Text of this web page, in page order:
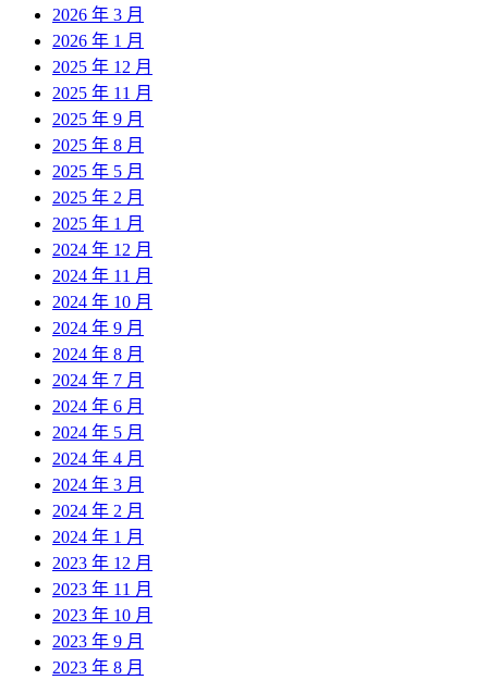
2026 年 3 月
2026 年 1 月
2025 年 12 月
2025 年 11 月
2025 年 9 月
2025 年 8 月
2025 年 5 月
2025 年 2 月
2025 年 1 月
2024 年 12 月
2024 年 11 月
2024 年 10 月
2024 年 9 月
2024 年 8 月
2024 年 7 月
2024 年 6 月
2024 年 5 月
2024 年 4 月
2024 年 3 月
2024 年 2 月
2024 年 1 月
2023 年 12 月
2023 年 11 月
2023 年 10 月
2023 年 9 月
2023 年 8 月